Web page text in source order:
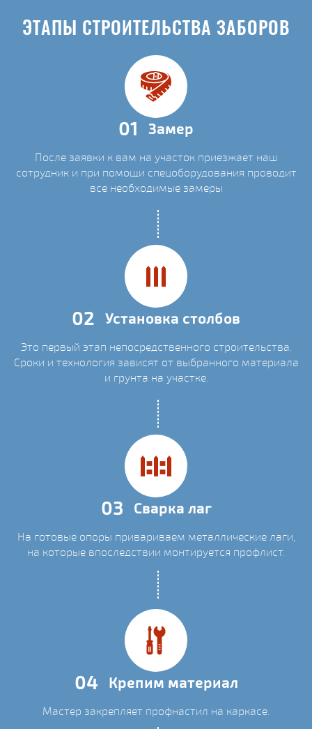
ЭТАПЫ СТРОИТЕЛЬСТВА ЗАБОРОВ
01 Замер
После заявки к вам на участок приезжает наш
сотрудник и при помощи спецоборудования проводит
все необходимые замеры
02 Установка столбов
Это первый этап непосредственного строительства.
Сроки и технология зависят от выбранного материала
и грунта на участке.
03 Сварка лаг
На готовые опоры привариваем металлические лаги,
на которые впоследствии монтируется профлист.
04 Крепим материал
Мастер закрепляет профнастил на каркасе.